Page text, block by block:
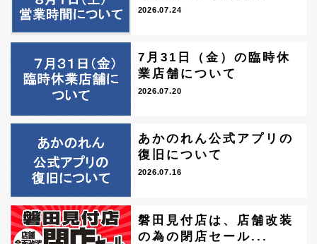
2026.07.24
7月31日（金）の臨時休
業店舗について
2026.07.20
あかのれん公式アプリの
復旧について
2026.07.16
磐田見付店は、店舗改装
の為の閉店セール...